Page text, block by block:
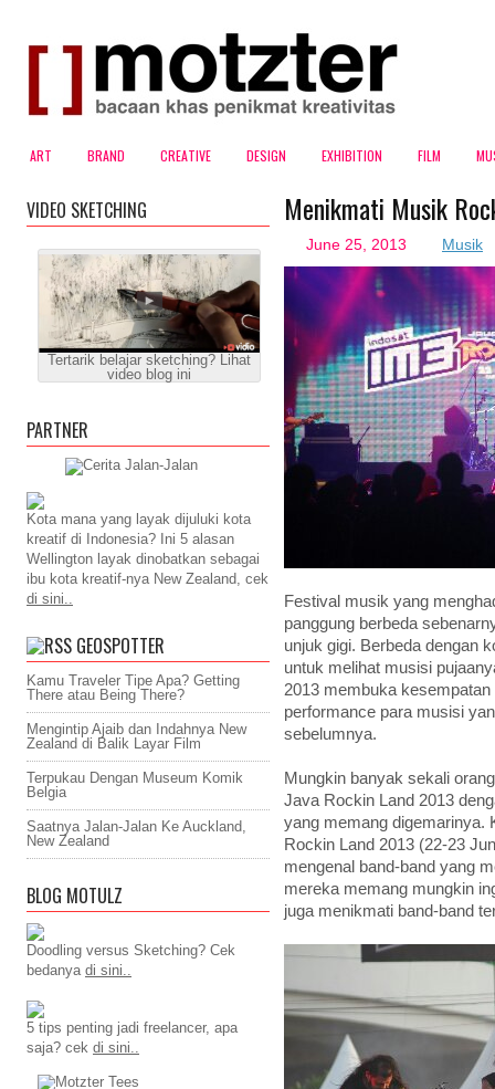
ART BRAND CREATIVE DESIGN EXHIBITION FILM
Menikmati Musik
June 25, 2013 Musik
Festival musik yang
panggung berbeda
unjuk gigi. Berbeda dengan
untuk melihat musisi
2013 membuka
performance para musisi
sebelumnya.
Mungkin banyak sekali
Java Rockin Land 2013
yang memang digemarinya.
Rockin Land 2013 (22-23
mengenal band-band yang
mereka memang mungkin
juga menikmati band-band
VIDEO SKETCHING
Tertarik belajar sketching? Lihat
video blog ini
PARTNER
Kota mana yang layak dijuluki kota
kreatif di Indonesia? Ini 5 alasan
Wellington layak dinobatkan sebagai
ibu kota kreatif-nya New Zealand, cek
di sini..
GEOSPOTTER
Kamu Traveler Tipe Apa? Getting
There atau Being There?
Mengintip Ajaib dan Indahnya New
Zealand di Balik Layar Film
Terpukau Dengan Museum Komik
Belgia
Saatnya Jalan-Jalan Ke Auckland,
New Zealand
BLOG MOTULZ
Doodling versus Sketching? Cek
bedanya di sini..
5 tips penting jadi freelancer, apa
saja? cek di sini..